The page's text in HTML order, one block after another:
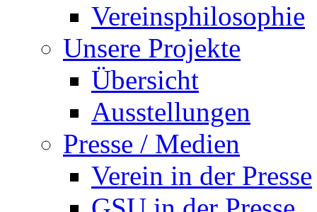
Vereinsphilosophie
Unsere Projekte
Übersicht
Ausstellungen
Presse / Medien
Verein in der Presse